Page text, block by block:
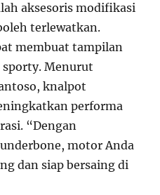
aksesoris modifikasi
terlewatkan.
membuat tampilan
Menurut
knalpot
performa
“Dengan
motor Anda
dan siap bersaing di